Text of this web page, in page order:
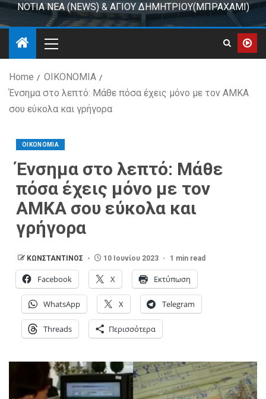
ΝΟΤΙΑ ΝΕΑ (NEWS) & ΑΓΙΟΥ ΔΗΜΗΤΡΙΟΥ(ΜΠΡΑΧΑΜΙ)
Home
ΟΙΚΟΝΟΜΙΑ
Ένσημα στο λεπτό: Μάθε πόσα έχεις μόνο με τον ΑΜΚΑ
σου εύκολα και γρήγορα
ΟΙΚΟΝΟΜΙΑ
Ένσημα στο λεπτό: Μάθε
πόσα έχεις μόνο με τον
ΑΜΚΑ σου εύκολα και
γρήγορα
ΚΩΝΣΤΑΝΤΙΝΟΣ 10 Ιουνίου 2023 1 min read
Facebook X Εκτύπωση
WhatsApp X Telegram
Threads Περισσότερα